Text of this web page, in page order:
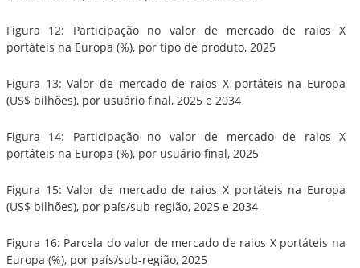
Figura 12: Participação no valor de mercado de raios X
portáteis na Europa (%), por tipo de produto, 2025
Figura 13: Valor de mercado de raios X portáteis na Europa
(US$ bilhões), por usuário final, 2025 e 2034
Figura 14: Participação no valor de mercado de raios X
portáteis na Europa (%), por usuário final, 2025
Figura 15: Valor de mercado de raios X portáteis na Europa
(US$ bilhões), por país/sub-região, 2025 e 2034
Figura 16: Parcela do valor de mercado de raios X portáteis na
Europa (%), por país/sub-região, 2025